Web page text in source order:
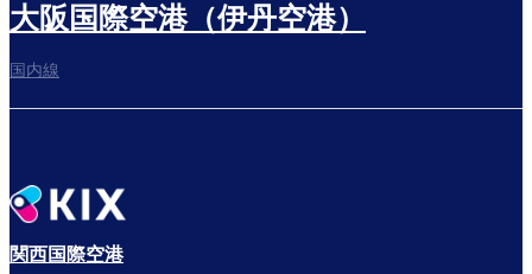
搭乗ゲートへ
大阪国際空港（伊丹空港）
国内線
関西国際空港